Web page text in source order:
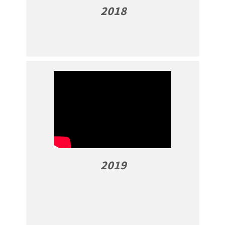
2018
2019